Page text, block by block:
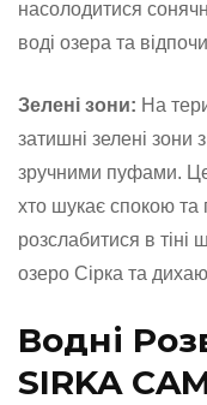
насолодитися
воді озера та
Зелені зони: На
затишні зелені зони
зручними пуфами. Це
хто шукає спокою та
розслабитися в
озеро Сірка та
Водні
SIRKA